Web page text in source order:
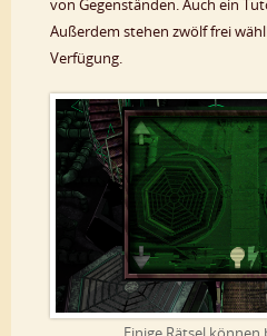
von Gegenständen. Auch ein
Außerdem stehen zwölf frei
Verfügung.